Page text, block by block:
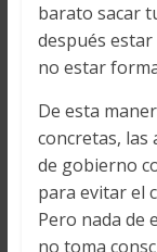
barato sacar
después
no estar
De esta
concretas, las
de gobierno
para evitar el
Pero nada de
no toma